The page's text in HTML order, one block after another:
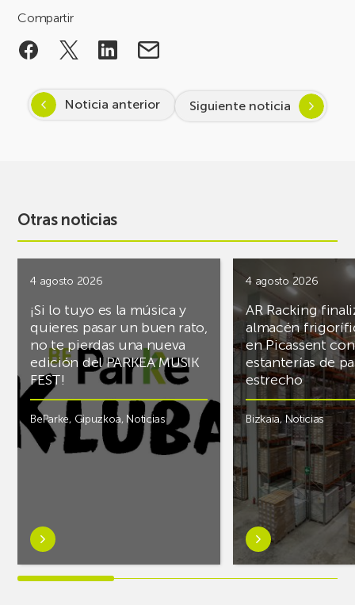
Compartir
Noticia anterior Siguiente noticia
Otras noticias
4 agosto 2026
¡Si lo tuyo es la música y
quieres pasar un buen rato,
no te pierdas una nueva
edición del PARKEA MUSIK
FEST!
BeParke, Gipuzkoa, Noticias
Saber
más
sobre¡Si
4 agosto 2026
AR Racking
almacén
en Picassent con
estanterías de
estrecho
Bizkaia,Noticias
Saber
más